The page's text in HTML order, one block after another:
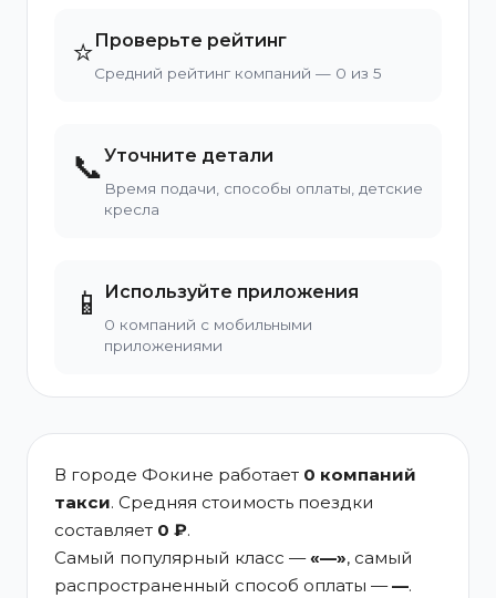
⭐Проверьте рейтинг
Средний рейтинг компаний — 0 из 5
📞Уточните детали
Время подачи, способы оплаты, детские
кресла
📱 Используйте приложения
0 компаний с мобильными
приложениями
В городе Фокине работает 0 компаний
такси. Средняя стоимость поездки
составляет 0 ₽.
Самый популярный класс —«—», самый
распространенный способ оплаты ——.